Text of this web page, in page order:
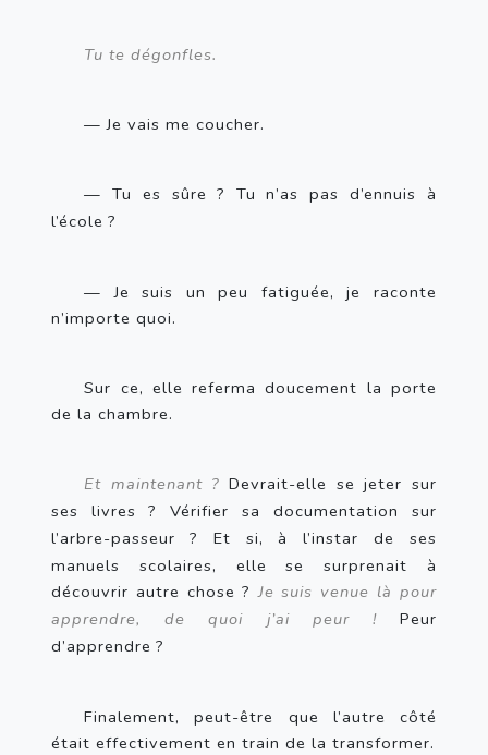
Tu te dégonfles.
— Je vais me coucher.
— Tu es sûre ? Tu n’as pas d’ennuis à
l’école ?
— Je suis un peu fatiguée, je raconte
n’importe quoi.
Sur ce, elle referma doucement la porte
de la chambre.
Et maintenant ? Devrait-elle se jeter sur
ses livres
? Vérifier sa documentation sur
l’arbre-passeur
? Et si, à l’instar de ses
manuels scolaires, elle se surprenait à
découvrir autre chose ? Je suis venue là pour
apprendre, de quoi j’ai peur
! Peur
d’apprendre ?
Finalement, peut-être que l’autre côté
était effectivement en train de la transformer.